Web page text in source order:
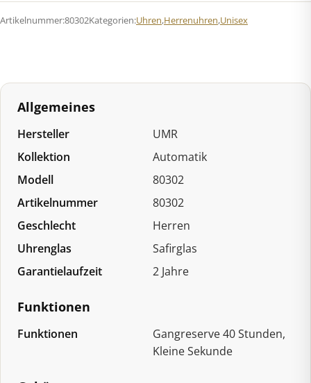
Automatik
Artikelnummer:80302Kategorien:Uhren,Herrenuhren,Unisex
Allgemeines
Hersteller
UMR
Kollektion
Automatik
Modell
80302
Artikelnummer
80302
Geschlecht
Herren
Uhrenglas
Safirglas
Garantielaufzeit
2 Jahre
Funktionen
Funktionen
Gangreserve 40 Stunden,
Kleine Sekunde